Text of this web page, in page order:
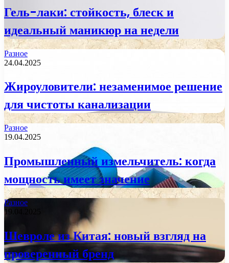
Гель-лаки: стойкость, блеск и
идеальный маникюр на недели
Разное
24.04.2025
Жироуловители: незаменимое решение
для чистоты канализации
Разное
19.04.2025
Промышленный измельчитель: когда
мощность имеет значение
Разное
19.04.2025
Шевроле из Китая: новый взгляд на
проверенный бренд